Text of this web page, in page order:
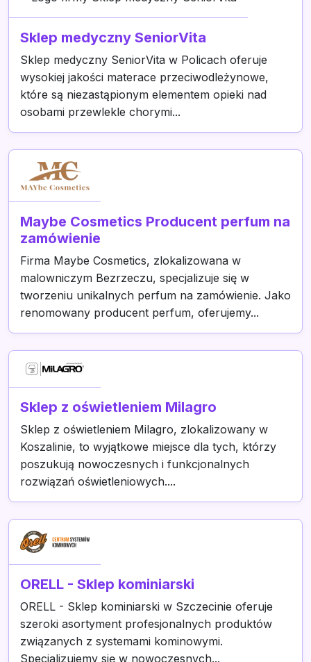
Sklep medyczny SeniorVita
Sklep medyczny SeniorVita w Policach oferuje
wysokiej jakości materace przeciwodleżynowe,
które są niezastąpionym elementem opieki nad
osobami przewlekle chorymi...
Maybe Cosmetics Producent perfum na
zamówienie
Firma Maybe Cosmetics, zlokalizowana w
malowniczym Bezrzeczu, specjalizuje się w
tworzeniu unikalnych perfum na zamówienie. Jako
renomowany producent perfum, oferujemy...
Sklep z oświetleniem Milagro
Sklep z oświetleniem Milagro, zlokalizowany w
Koszalinie, to wyjątkowe miejsce dla tych, którzy
poszukują nowoczesnych i funkcjonalnych
rozwiązań oświetleniowych....
ORELL - Sklep kominiarski
ORELL - Sklep kominiarski w Szczecinie oferuje
szeroki asortyment profesjonalnych produktów
związanych z systemami kominowymi.
Specjalizujemy się w nowoczesnych...